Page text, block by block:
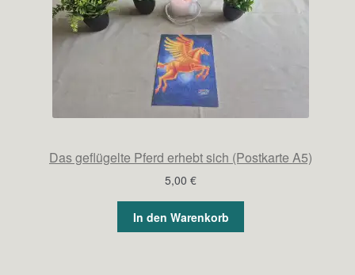
Das geflügelte Pferd erhebt sich (Postkarte A5)
5,00 €
In den Warenkorb